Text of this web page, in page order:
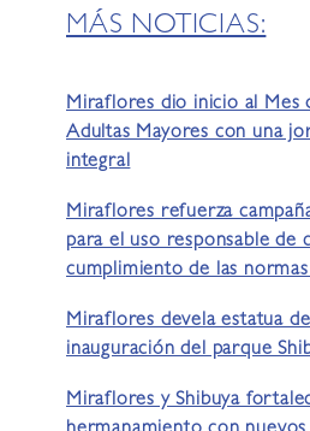
MÁS NOTICIAS:
Miraflores dio inicio al Mes
Adultas Mayores con una
integral
Miraflores refuerza
para el uso responsable de
cumplimiento de las
Miraflores devela estatua
inauguración del parque
Miraflores y Shibuya